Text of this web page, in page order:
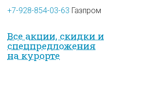
+7-928-854-03-63 Газпром
Все акции, скидки и
спец­предложе­ния
на курорте